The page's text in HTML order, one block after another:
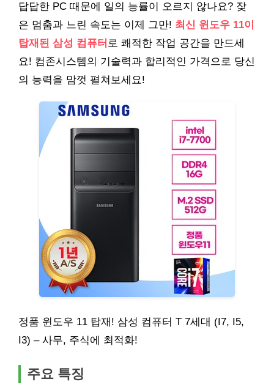
답답한 PC 때문에 일의 능률이 오르지 않나요? 잦
은 멈춤과 느린 속도는 이제 그만! 최신 윈도우 11이
탑재된 삼성 컴퓨터 로 쾌적한 작업 공간을 만드세
요! 컴존시스템의 기술력과 합리적인 가격으로 당신
의 능력을 맘껏 펼쳐보세요!
정품 윈도우 11 탑재! 삼성 컴퓨터 T 7세대 (I7, I5,
I3) – 사무, 주식에 최적화!
주요 특징